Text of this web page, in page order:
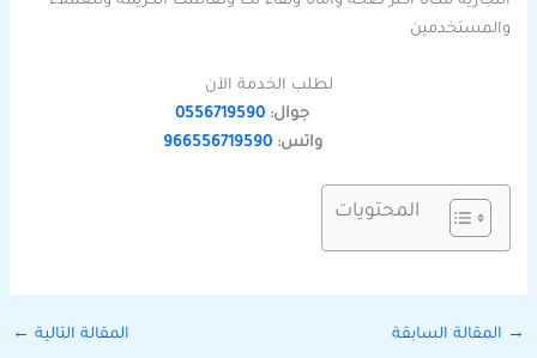
والمستخدمين
لطلب الخدمة الآن
جوال: 0556719590
واتس:966556719590
المحتويات
→ المقالة السابقة المقالة التالية ←